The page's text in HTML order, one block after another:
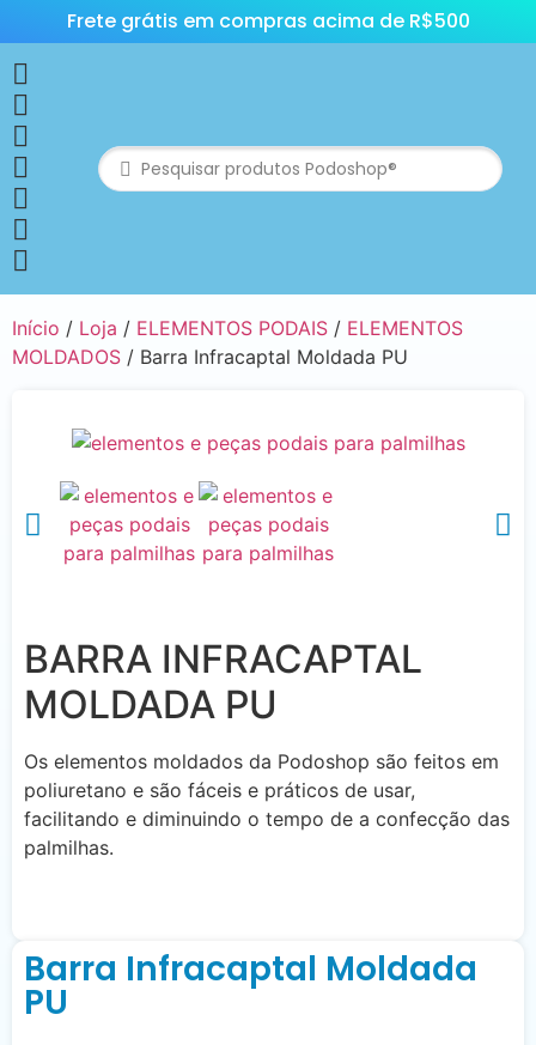
Frete grátis em compras acima de R$500
Início / Loja / ELEMENTOS PODAIS / ELEMENTOS
MOLDADOS / Barra Infracaptal Moldada PU
BARRA INFRACAPTAL
MOLDADA PU
Os elementos moldados da Podoshop são feitos em
poliuretano e são fáceis e práticos de usar,
facilitando e diminuindo o tempo de a confecção das
palmilhas.
Barra Infracaptal Moldada
PU